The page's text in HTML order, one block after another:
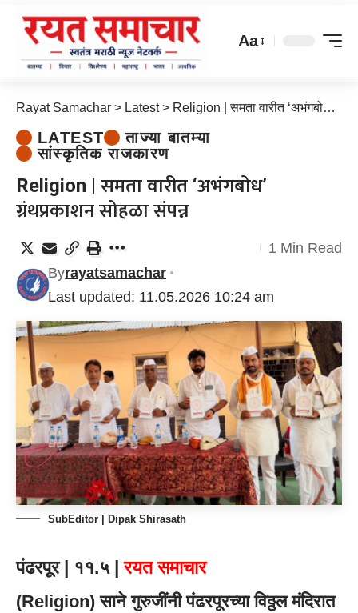
Aa
Rayat Samachar > Latest> Religion | समता वारीत ‘अभंगबोध’ ग्रंथप्रकाशन सोहळा संपन्न
LATEST
ताज्या बातम्या
सांस्कृतिक राजकारण
Religion | समता वारीत ‘अभंगबोध’
ग्रंथप्रकाशन सोहळा संपन्न
Last updated: 11.05.2026 10:24 am
Byrayatsamachar
1 Min Read
SubEditor | Dipak Shirasath
पंढरपूर | ११.५ |रयत समाचार
(Religion) साने गुरुजींनी पंढरपूरच्या विठ्ठल मंदिरात